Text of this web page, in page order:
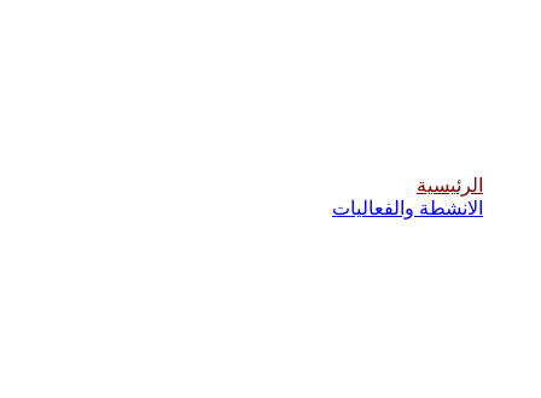
الرئيسية
الانشطة والفعاليات